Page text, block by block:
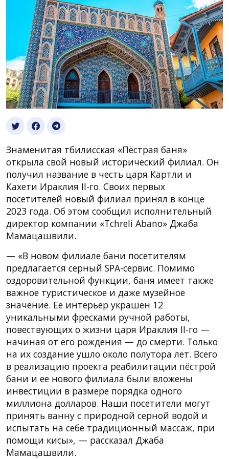
Знаменитая тбилисская «Пёстрая баня»
открыла свой новый исторический филиал. Он
получил название в честь царя Картли и
Кахети Ираклия II-го. Своих первых
посетителей новый филиал принял в конце
2023 года. Об этом сообщил исполнительный
директор компании «Tchreli Abano» Джаба
Мамацашвили.
— «В новом филиале бани посетителям
предлагается серный SPA-сервис. Помимо
оздоровительной функции, баня имеет также
важное туристическое и даже музейное
значение. Ее интерьер украшен 12
уникальными фресками ручной работы,
повествующих о жизни царя Ираклия II-го —
начиная от его рождения — до смерти. Только
на их создание ушло около полутора лет. Всего
в реализацию проекта реабилитации пёстрой
бани и ее нового филиала были вложены
инвестиции в размере порядка одного
миллиона долларов. Наши посетители могут
принять ванну с природной серной водой и
испытать на себе традиционный массаж, при
помощи кисы», — рассказал Джаба
Мамацашвили.